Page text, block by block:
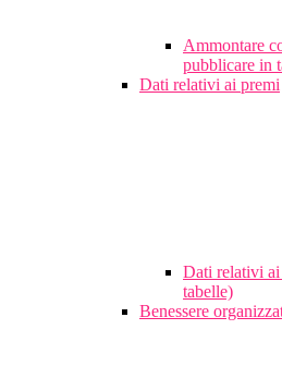
Ammontare
pubblicare in
Dati relativi ai premi
Dati relativi
tabelle)
Benessere